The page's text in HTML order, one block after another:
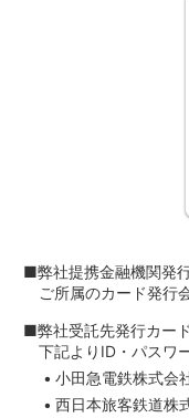
■弊社提携金融機関発
ご所属のカード発行
■弊社受託先発行カー
下記よりID・パスワ
小田急電鉄株式会
西日本旅客鉄道株